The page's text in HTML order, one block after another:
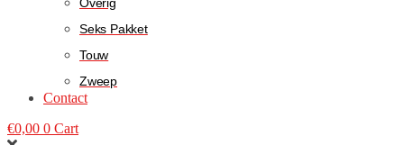
Seks Pakket
Touw
Zweep
Contact
€0,00 0 Cart